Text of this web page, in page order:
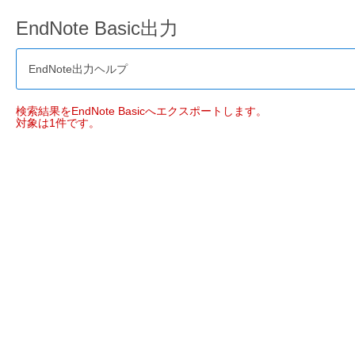
EndNote Basic出力
EndNote出力ヘルプ
検索結果をEndNote Basicへエクスポートします。
対象は1件です。